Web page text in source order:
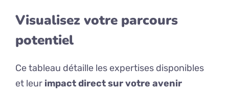
Visualisez votre parcours
potentiel
Ce tableau détaille les expertises disponibles
et leur impact direct sur votre avenir